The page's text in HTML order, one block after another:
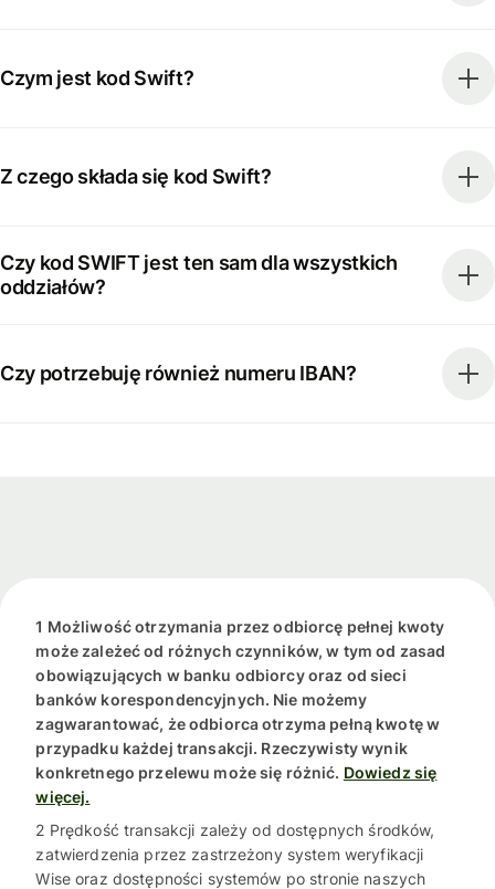
Czym jest kod Swift?
Z czego składa się kod Swift?
Czy kod SWIFT jest ten sam dla wszystkich
oddziałów?
Czy potrzebuję również numeru IBAN?
1 Możliwość otrzymania przez odbiorcę pełnej kwoty
może zależeć od różnych czynników, w tym od zasad
obowiązujących w banku odbiorcy oraz od sieci
banków korespondencyjnych. Nie możemy
zagwarantować, że odbiorca otrzyma pełną kwotę w
przypadku każdej transakcji. Rzeczywisty wynik
konkretnego przelewu może się różnić. Dowiedz się
więcej.
2 Prędkość transakcji zależy od dostępnych środków,
zatwierdzenia przez zastrzeżony system weryfikacji
Wise oraz dostępności systemów po stronie naszych